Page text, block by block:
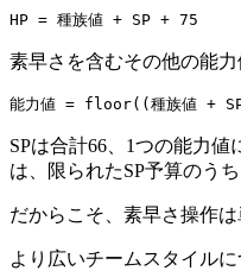
素早さを含むその他の能力
SPは合計66、1つの能力
は、限られたSP予算のう
だからこそ、素早さ操作
より広いチームスタイルに